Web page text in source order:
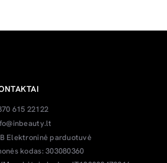
615 22122
Elektroninė parduotuvė
kodas: 303080360